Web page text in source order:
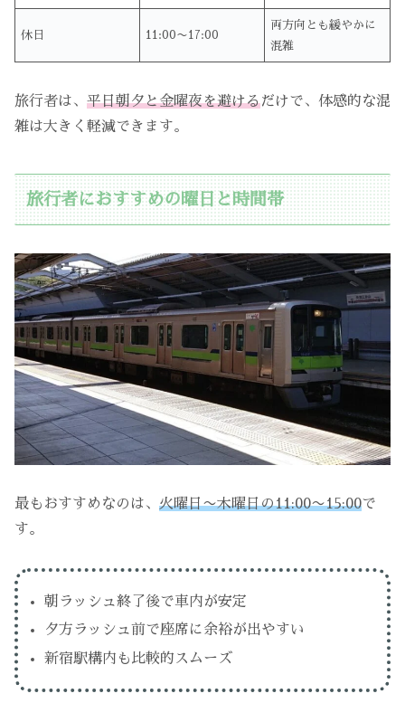
休日 11:00〜17:00
両方向とも緩やかに
混雑
旅行者は、 平日朝夕と金曜夜を避けるだけで、体感的な混
雑は大きく軽減できます。
旅行者におすすめの曜日と時間帯
最もおすすめなのは、 火曜日〜木曜日の11:00〜15:00で
す。
朝ラッシュ終了後で車内が安定
夕方ラッシュ前で座席に余裕が出やすい
新宿駅構内も比較的スムーズ